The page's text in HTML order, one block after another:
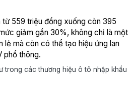
559 triệu đồng xuống còn 395
giảm gần 30%, không chỉ là một
lẻ mà còn có thể tạo hiệu ứng lan
phổ thông.
trong các thương hiệu ô tô nhập khẩu